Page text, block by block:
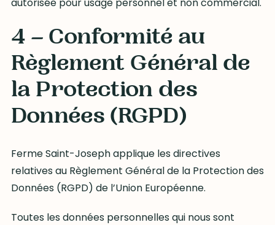
4 – Conformité au
Règlement Général de
la Protection des
Données (RGPD)
Ferme Saint-Joseph applique les directives
relatives au Règlement Général de la Protection des
Données (RGPD) de l’Union Européenne.
Toutes les données personnelles qui nous sont